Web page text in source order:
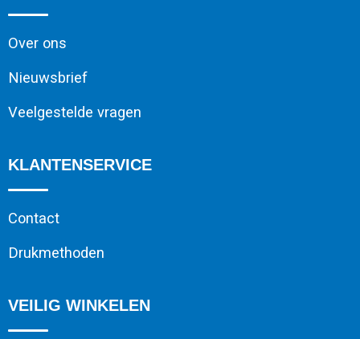
Over ons
Nieuwsbrief
Veelgestelde vragen
KLANTENSERVICE
Contact
Drukmethoden
VEILIG WINKELEN